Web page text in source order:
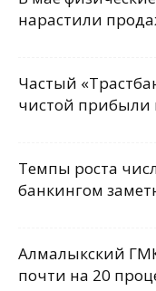
нарастили
Частый
чистой прибыли
Темпы роста
банкингом
Алмалыкский
почти на 20